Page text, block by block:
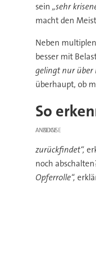
sein „sehr
macht den
Neben
besser mit
gelingt nur über
überhaupt, ob
So
ANZEIGE
zurückfindet“,
noch
Opferrolle“,